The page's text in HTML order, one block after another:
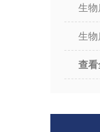
生物
生物
查看